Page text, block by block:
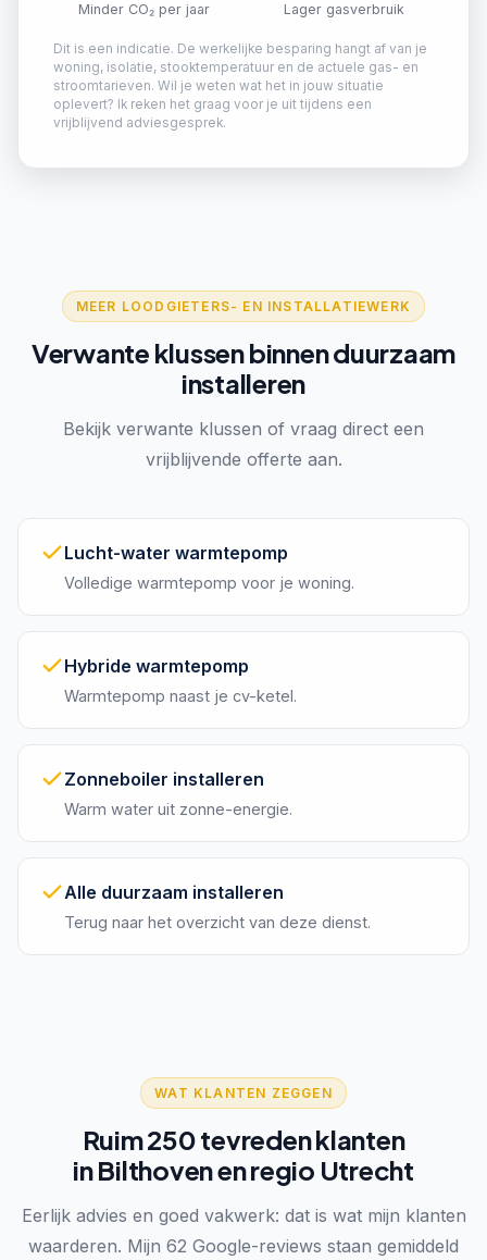
Minder CO₂ per jaar Lager gasverbruik
Dit is een indicatie. De werkelijke besparing hangt af van je
woning, isolatie, stooktemperatuur en de actuele gas- en
stroomtarieven. Wil je weten wat het in jouw situatie
oplevert? Ik reken het graag voor je uit tijdens een
vrijblijvend adviesgesprek.
MEER LOODGIETERS- EN INSTALLATIEWERK
Verwante klussen binnen duurzaam
installeren
Bekijk verwante klussen of vraag direct een
vrijblijvende offerte aan.
Lucht-water warmtepomp
Volledige warmtepomp voor je woning.
Hybride warmtepomp
Warmtepomp naast je cv-ketel.
Zonneboiler installeren
Warm water uit zonne-energie.
Alle duurzaam installeren
Terug naar het overzicht van deze dienst.
WAT KLANTEN ZEGGEN
Ruim 250 tevreden klanten
in Bilthoven en regio Utrecht
Eerlijk advies en goed vakwerk: dat is wat mijn klanten
waarderen. Mijn 62 Google-reviews staan gemiddeld